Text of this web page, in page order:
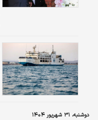
دوشنبه، ۳۱ شهریور ۱۴۰۴